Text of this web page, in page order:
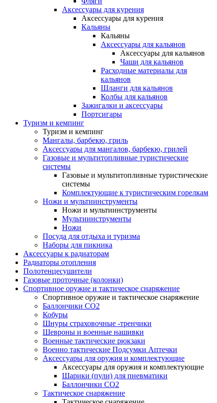
Аксессуары для курения
Аксессуары для курения
Кальяны
Кальяны
Аксессуары для кальянов
Аксессуары для кальянов
Чаши для кальянов
Расходные материалы для
кальянов
Шланги для кальянов
Колбы для кальянов
Зажигалки и аксессуары
Портсигары
Туризм и кемпинг
Туризм и кемпинг
Мангалы, барбекю, гриль
Аксессуары для мангалов, барбекю, грилей
Газовые и мультитопливные туристические
системы
Газовые и мультитопливные туристические
системы
Комплектующие к туристическим горелкам
Ножи и мультиинструменты
Ножи и мультиинструменты
Мультиинструменты
Ножи
Посуда для отдыха и туризма
Наборы для пикника
Аксессуары к радиаторам
Радиаторы отопления
Полотенцесушители
Газовые проточные (колонки)
Спортивное оружие и тактическое снаряжение
Спортивное оружие и тактическое снаряжение
Баллончики CO2
Кобуры
Шнуры страховочные -тренчики
Шевроны и военные нашивки
Военные тактические рюкзаки
Военно тактические Подсумки Аптечки
Аксессуары для оружия и комплектующие
Аксессуары для оружия и комплектующие
Шарики (пули) для пневматики
Баллончики CO2
Тактическое снаряжение